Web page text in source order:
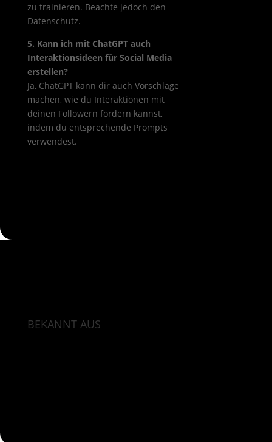
zu trainieren. Beachte jedoch den
Datenschutz.
5. Kann ich mit ChatGPT auch
Interaktionsideen für Social Media
erstellen?
Ja, ChatGPT kann dir auch Vorschläge
machen, wie du Interaktionen mit
deinen Followern fördern kannst,
indem du entsprechende Prompts
verwendest.
BEKANNT AUS